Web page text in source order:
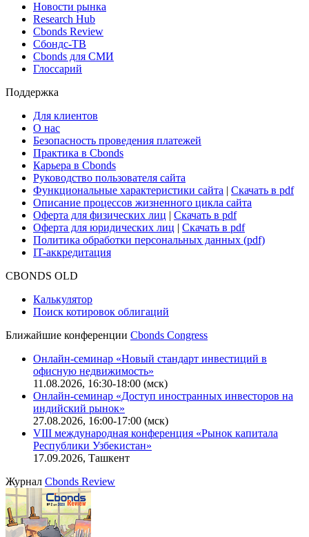
Новости рынка
Research Hub
Cbonds Review
Сбондс-ТВ
Cbonds для СМИ
Глоссарий
Поддержка
Для клиентов
О нас
Безопасность проведения платежей
Практика в Cbonds
Карьера в Cbonds
Руководство пользователя сайта
Функциональные характеристики сайта | Скачать в pdf
Описание процессов жизненного цикла сайта
Оферта для физических лиц | Скачать в pdf
Оферта для юридических лиц | Скачать в pdf
Политика обработки персональных данных (pdf)
IT-аккредитация
CBONDS OLD
Калькулятор
Поиск котировок облигаций
Ближайшие конференции Cbonds Congress
Онлайн-семинар «Новый стандарт инвестиций в
офисную недвижимость»
11.08.2026, 16:30-18:00 (мск)
Онлайн-семинар «Доступ иностранных инвесторов на
индийский рынок»
27.08.2026, 16:00-17:00 (мск)
VIII международная конференция «Рынок капитала
Республики Узбекистан»
17.09.2026, Ташкент
Журнал Cbonds Review